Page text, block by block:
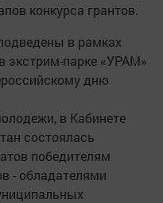
конкурса грантов.
в рамках
экстрим-парке «УРАМ»
дню
в Кабинете
состоялась
победителям
- обладателями